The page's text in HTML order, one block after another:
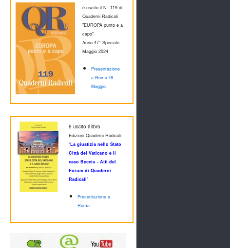
é uscito il N° 119 di
Quaderni Radicali
"EUROPA punto e a
capo"
Anno 47° Speciale
Maggio 2024
Presentazione
a Roma l'8
Maggio
è uscito il libro
Edizioni Quaderni Radicali
‘La giustizia nello Stato
Città del Vaticano e il
caso Becciu - Atti del
Forum di Quaderni
Radicali’
Presentazione a
Roma